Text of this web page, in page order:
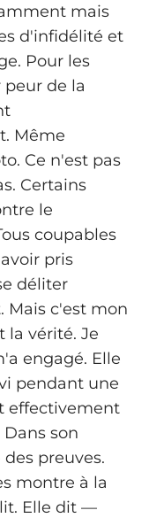
mais
d'infidélité et
Pour les
de la
Même
Ce n'est pas
Certains
le
coupables
pris
déliter
Mais c'est mon
la vérité. Je
engagé. Elle
pendant une
effectivement
son
preuves.
montre à la
Elle dit —